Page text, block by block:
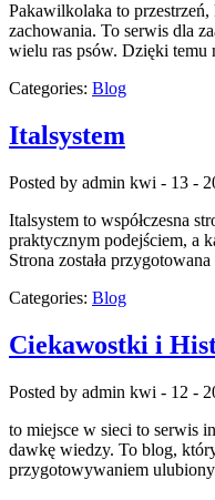
Pakawilkolaka to
zachowania. To serwis dla
wielu ras psów. Dzięki
Categories: Blog
Italsystem
Posted by admin kwi - 13 -
Italsystem to współczesna
praktycznym podejściem, a
Strona została
Categories: Blog
Ciekawostki i
Posted by admin kwi - 12 -
to miejsce w sieci to serwis
dawkę wiedzy. To blog,
przygotowywaniem